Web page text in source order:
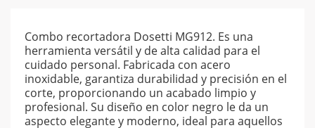
Combo recortadora Dosetti MG912. Es una
herramienta versátil y de alta calidad para el
cuidado personal. Fabricada con acero
inoxidable, garantiza durabilidad y precisión en el
corte, proporcionando un acabado limpio y
profesional. Su diseño en color negro le da un
aspecto elegante y moderno, ideal para aquellos